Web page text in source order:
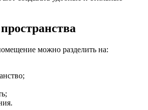
можно разделить на: